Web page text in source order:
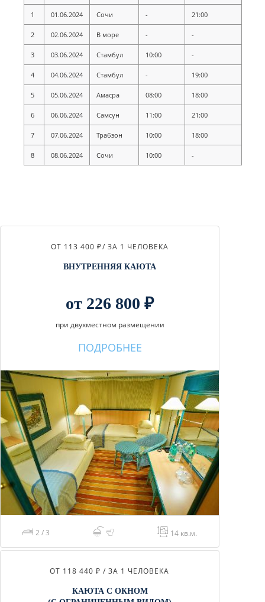
1 01.06.2024 Сочи - 21:00
2 02.06.2024 В море - -
3 03.06.2024 Стамбул 10:00 -
4 04.06.2024 Стамбул - 19:00
5 05.06.2024 Амасра 08:00 18:00
6 06.06.2024 Самсун 11:00 21:00
7 07.06.2024 Трабзон 10:00 18:00
8 08.06.2024 Сочи 10:00 -
ОТ 113 400 ₽/ ЗА 1 ЧЕЛОВЕКА
ВНУТРЕННЯЯ КАЮТА
от 226 800 ₽
при двухместном размещении
ПОДРОБНЕЕ
2 / 3 14 кв.м.
ОТ 118 440 ₽ / ЗА 1 ЧЕЛОВЕКА
КАЮТА С ОКНОМ